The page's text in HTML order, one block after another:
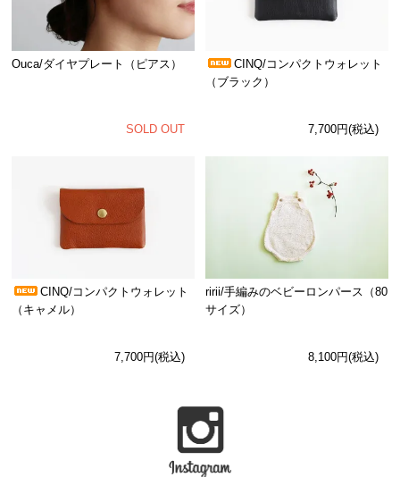
Ouca/ダイヤプレート（ピアス）
SOLD OUT
CINQ/コンパクトウォレット
（ブラック）
7,700円(税込)
CINQ/コンパクトウォレット
（キャメル）
7,700円(税込)
ririi/手編みのベビーロンパース（80
サイズ）
8,100円(税込)